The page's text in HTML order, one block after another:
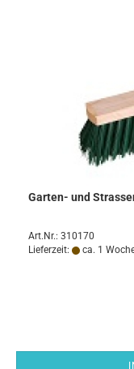
Garten- und
Art.Nr.: 310170
Lieferzeit:
ca. 1